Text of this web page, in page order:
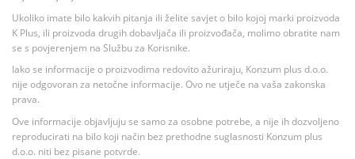
Ukoliko imate bilo kakvih pitanja ili želite savjet o bilo kojoj marki proizvoda
K Plus, ili proizvoda drugih dobavljača ili proizvođača, molimo obratite nam
se s povjerenjem na Službu za Korisnike.
Iako se informacije o proizvodima redovito ažuriraju, Konzum plus d.o.o.
nije odgovoran za netočne informacije. Ovo ne utječe na vaša zakonska
prava.
Ove informacije objavljuju se samo za osobne potrebe, a nije ih dozvoljeno
reproducirati na bilo koji način bez prethodne suglasnosti Konzum plus
d.o.o. niti bez pisane potvrde.